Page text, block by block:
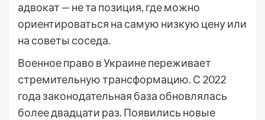
адвокат — не та позиция, где можно
ориентироваться на самую низкую цену или
на советы соседа.
Военное право в Украине переживает
стремительную трансформацию. С 2022
года законодательная база обновлялась
более двадцати раз. Появились новые